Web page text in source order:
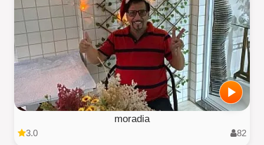
moradia
3.0 82